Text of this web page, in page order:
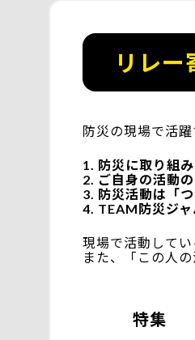
リレー
防災の現場で活
防災に取り組
ご自身の活動
防災活動は「
TEAM防災ジ
現場で活動して
また、「この人
特集